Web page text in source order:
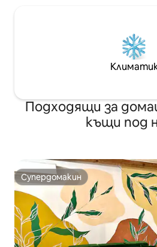
Подходящи за
къщи под
Супердомакин
Супердомакин